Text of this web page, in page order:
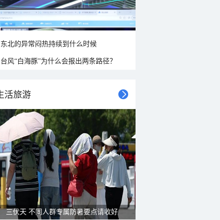
东北的异常闷热持续到什么时候
台风“白海豚”为什么会报出两条路径？
活旅游
三伏天 不同人群专属防暑要点请收好